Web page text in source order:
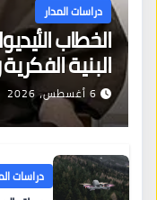
دراسات المدار
الخطاب
البنية
6 أغسطس، 2026
دراسات